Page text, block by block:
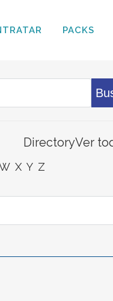
PACKS
DirectoryVer
X Y Z